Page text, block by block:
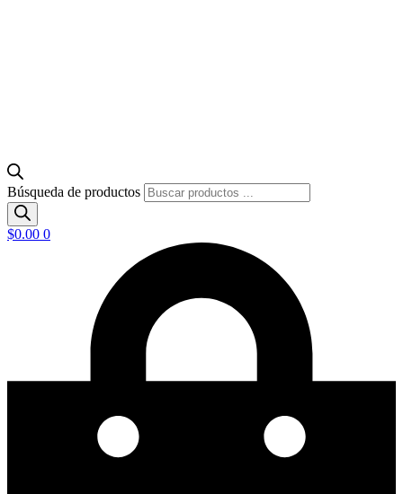
Búsqueda de productos
$0.00 0